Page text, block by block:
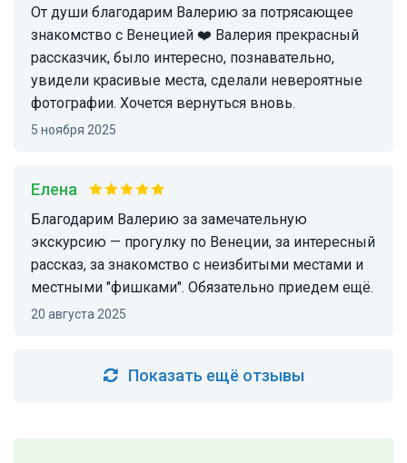
От души благодарим Валерию за потрясающее
знакомство с Венецией ❤️ Валерия прекрасный
рассказчик, было интересно, познавательно,
увидели красивые места, сделали невероятные
фотографии. Хочется вернуться вновь.
5 ноября 2025
Елена
Благодарим Валерию за замечательную
экскурсию — прогулку по Венеции, за интересный
рассказ, за знакомство с неизбитыми местами и
местными "фишками". Обязательно приедем ещё.
20 августа 2025
Показать ещё отзывы